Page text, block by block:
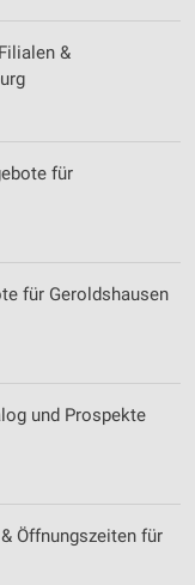
&
für
für Geroldshausen
und Prospekte
Öffnungszeiten für